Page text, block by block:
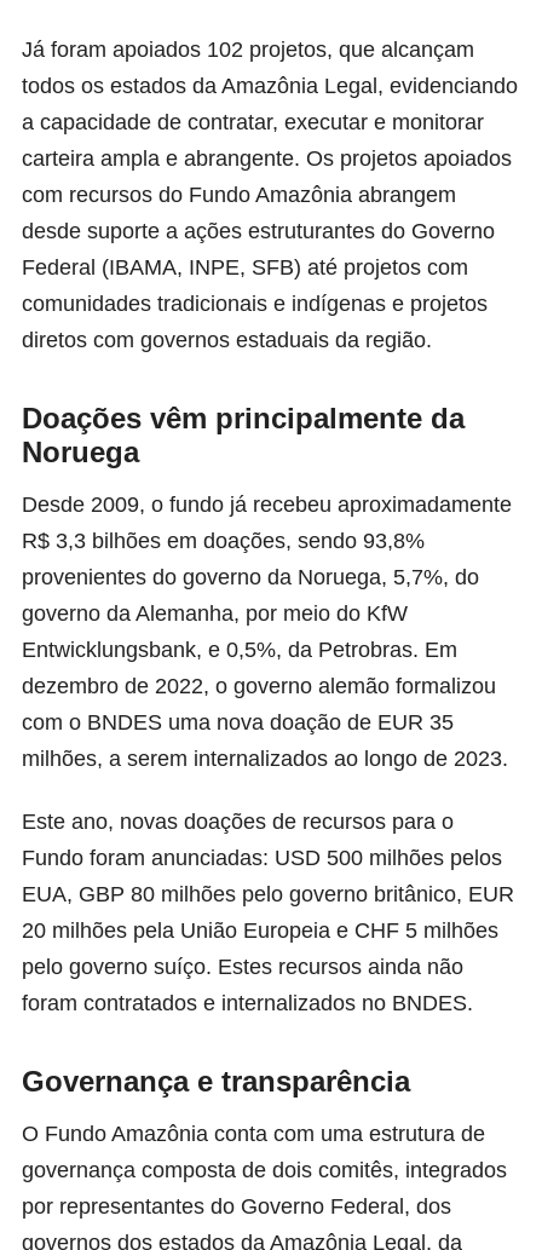
Já foram apoiados 102 projetos, que alcançam
todos os estados da Amazônia Legal, evidenciando
a capacidade de contratar, executar e monitorar
carteira ampla e abrangente. Os projetos apoiados
com recursos do Fundo Amazônia abrangem
desde suporte a ações estruturantes do Governo
Federal (IBAMA, INPE, SFB) até projetos com
comunidades tradicionais e indígenas e projetos
diretos com governos estaduais da região.
Doações vêm principalmente da
Noruega
Desde 2009, o fundo já recebeu aproximadamente
R$ 3,3 bilhões em doações, sendo 93,8%
provenientes do governo da Noruega, 5,7%, do
governo da Alemanha, por meio do KfW
Entwicklungsbank, e 0,5%, da Petrobras. Em
dezembro de 2022, o governo alemão formalizou
com o BNDES uma nova doação de EUR 35
milhões, a serem internalizados ao longo de 2023.
Este ano, novas doações de recursos para o
Fundo foram anunciadas: USD 500 milhões pelos
EUA, GBP 80 milhões pelo governo britânico, EUR
20 milhões pela União Europeia e CHF 5 milhões
pelo governo suíço. Estes recursos ainda não
foram contratados e internalizados no BNDES.
Governança e transparência
O Fundo Amazônia conta com uma estrutura de
governança composta de dois comitês, integrados
por representantes do Governo Federal, dos
governos dos estados da Amazônia Legal, da